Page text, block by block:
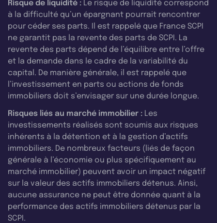
Risque de liquidité : Le risque de liquidité correspond
à la difficulté qu’un épargnant pourrait rencontrer
pour céder ses parts. Il est rappelé que France SCPI
ne garantit pas la revente des parts de SCPI. La
revente des parts dépend de l’équilibre entre l’offre
et la demande dans le cadre de la variabilité du
capital. De manière générale, il est rappelé que
l’investissement en parts ou actions de fonds
immobiliers doit s’envisager sur une durée longue.
Risques liés au marché immobilier : Les
investissements réalisés sont soumis aux risques
inhérents à la détention et à la gestion d’actifs
immobiliers. De nombreux facteurs (liés de façon
générale à l’économie ou plus spécifiquement au
marché immobilier) peuvent avoir un impact négatif
sur la valeur des actifs immobiliers détenus. Ainsi,
aucune assurance ne peut être donnée quant à la
performance des actifs immobiliers détenus par la
SCPI.